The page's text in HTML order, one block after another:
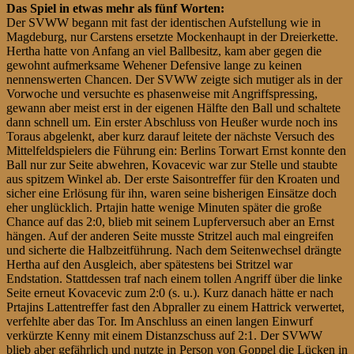
Das Spiel in etwas mehr als fünf Worten:
Der SVWW begann mit fast der identischen Aufstellung wie in
Magdeburg, nur Carstens ersetzte Mockenhaupt in der Dreierkette.
Hertha hatte von Anfang an viel Ballbesitz, kam aber gegen die
gewohnt aufmerksame Wehener Defensive lange zu keinen
nennenswerten Chancen. Der SVWW zeigte sich mutiger als in der
Vorwoche und versuchte es phasenweise mit Angriffspressing,
gewann aber meist erst in der eigenen Hälfte den Ball und schaltete
dann schnell um. Ein erster Abschluss von Heußer wurde noch ins
Toraus abgelenkt, aber kurz darauf leitete der nächste Versuch des
Mittelfeldspielers die Führung ein: Berlins Torwart Ernst konnte den
Ball nur zur Seite abwehren, Kovacevic war zur Stelle und staubte
aus spitzem Winkel ab. Der erste Saisontreffer für den Kroaten und
sicher eine Erlösung für ihn, waren seine bisherigen Einsätze doch
eher unglücklich. Prtajin hatte wenige Minuten später die große
Chance auf das 2:0, blieb mit seinem Lupferversuch aber an Ernst
hängen. Auf der anderen Seite musste Stritzel auch mal eingreifen
und sicherte die Halbzeitführung. Nach dem Seitenwechsel drängte
Hertha auf den Ausgleich, aber spätestens bei Stritzel war
Endstation. Stattdessen traf nach einem tollen Angriff über die linke
Seite erneut Kovacevic zum 2:0 (s. u.). Kurz danach hätte er nach
Prtajins Lattentreffer fast den Abpraller zu einem Hattrick verwertet,
verfehlte aber das Tor. Im Anschluss an einen langen Einwurf
verkürzte Kenny mit einem Distanzschuss auf 2:1. Der SVWW
blieb aber gefährlich und nutzte in Person von Goppel die Lücken in